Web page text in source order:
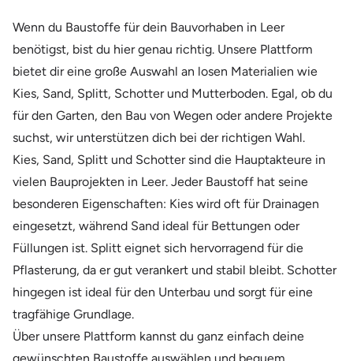
Wenn du Baustoffe für dein Bauvorhaben in Leer
benötigst, bist du hier genau richtig. Unsere Plattform
bietet dir eine große Auswahl an losen Materialien wie
Kies, Sand, Splitt, Schotter und Mutterboden. Egal, ob du
für den Garten, den Bau von Wegen oder andere Projekte
suchst, wir unterstützen dich bei der richtigen Wahl.
Kies, Sand, Splitt und Schotter sind die Hauptakteure in
vielen Bauprojekten in Leer. Jeder Baustoff hat seine
besonderen Eigenschaften: Kies wird oft für Drainagen
eingesetzt, während Sand ideal für Bettungen oder
Füllungen ist. Splitt eignet sich hervorragend für die
Pflasterung, da er gut verankert und stabil bleibt. Schotter
hingegen ist ideal für den Unterbau und sorgt für eine
tragfähige Grundlage.
Über unsere Plattform kannst du ganz einfach deine